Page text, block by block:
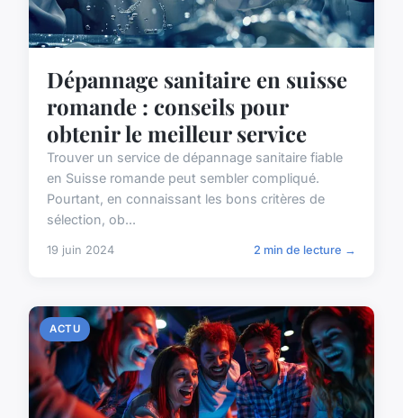
Dépannage sanitaire en suisse
romande : conseils pour
obtenir le meilleur service
Trouver un service de dépannage sanitaire fiable
en Suisse romande peut sembler compliqué.
Pourtant, en connaissant les bons critères de
sélection, ob...
19 juin 2024 2 min de lecture →
ACTU